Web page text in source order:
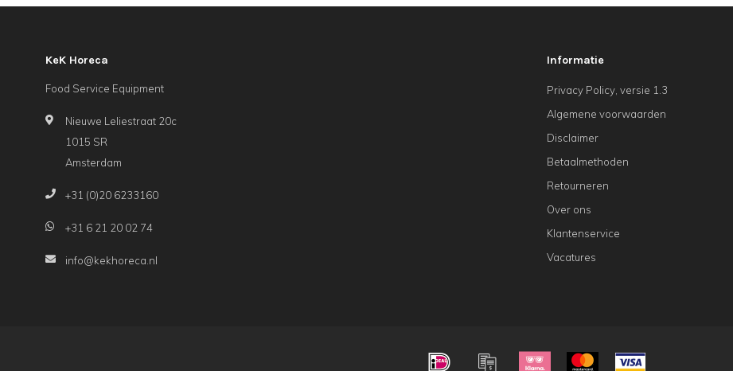
KeK Horeca
Food Service Equipment
Nieuwe Leliestraat 20c
1015 SR
Amsterdam
+31 (0)20 6233160
+31 6 21 20 02 74
info@kekhoreca.nl
Informatie
Privacy Policy, versie 1.3
Algemene voorwaarden
Disclaimer
Betaalmethoden
Retourneren
Over ons
Klantenservice
Vacatures